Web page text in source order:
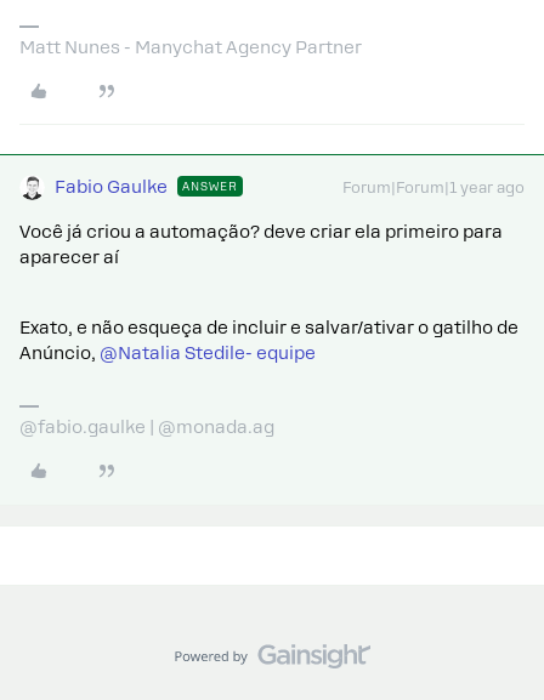
Matt Nunes - Manychat Agency Partner
Fabio Gaulke ANSWER Forum|Forum|1 year ago
Você já criou a automação? deve criar ela primeiro para
aparecer aí
Exato, e não esqueça de incluir e salvar/ativar o gatilho de
Anúncio, @Natalia Stedile- equipe
@fabio.gaulke | @monada.ag